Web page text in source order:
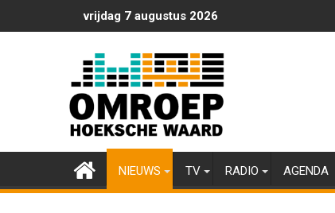
naar
vrijdag 7 augustus 2026
NIEUWS TV RADIO AGENDA